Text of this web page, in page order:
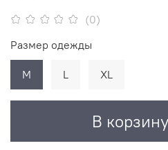
(0)
В корзину
Размер одежды
M L XL